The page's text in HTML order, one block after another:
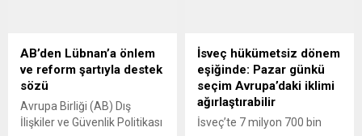
ülkeleri bu salgın farklı
biçimlerde etkiliyor.
Güçlendirici aşı da denen
karşın...
açıklamalarda bulundu.
Başbakan Kurz, Batı Balkan
ülkelerinin AB’ye
entegrasyonunu
desteklediklerini
yineleyerek, bu ülkelerde
AB’den Lübnan’a önlem
ve reform şartıyla destek
sözü
Avrupa Birliği (AB) Dış
İlişkiler ve Güvenlik Politikası
İsveç hükümetsiz dönem
eşiğinde: Pazar günkü
seçim Avrupa’daki iklimi
ağırlaştırabilir
İsveç’te 7 milyon 700 bin